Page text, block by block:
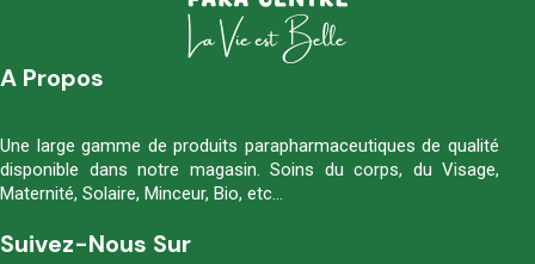
A Propos
Une large gamme de produits parapharmaceutiques de qualité
disponible dans notre magasin. Soins du corps, du Visage,
Maternité, Solaire, Minceur, Bio, etc…
Suivez-Nous Sur